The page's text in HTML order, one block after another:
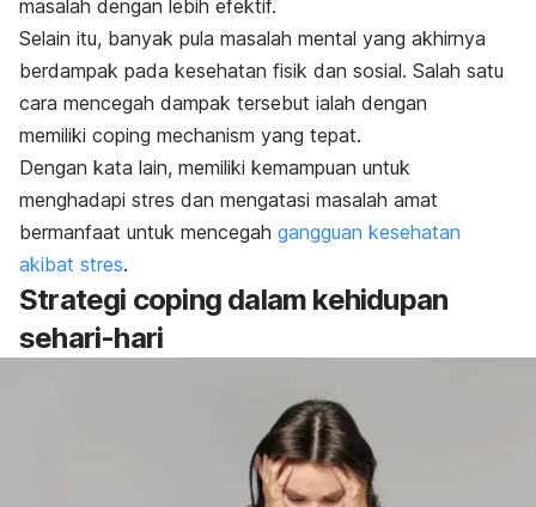
masalah dengan lebih efektif.
Selain itu, banyak pula masalah mental yang akhirnya
berdampak pada kesehatan fisik dan sosial. Salah satu
cara mencegah dampak tersebut ialah dengan
memiliki coping mechanism yang tepat.
Dengan kata lain, memiliki kemampuan untuk
menghadapi stres dan mengatasi masalah amat
bermanfaat untuk mencegah gangguan kesehatan
akibat stres.
Strategi coping dalam kehidupan
sehari-hari